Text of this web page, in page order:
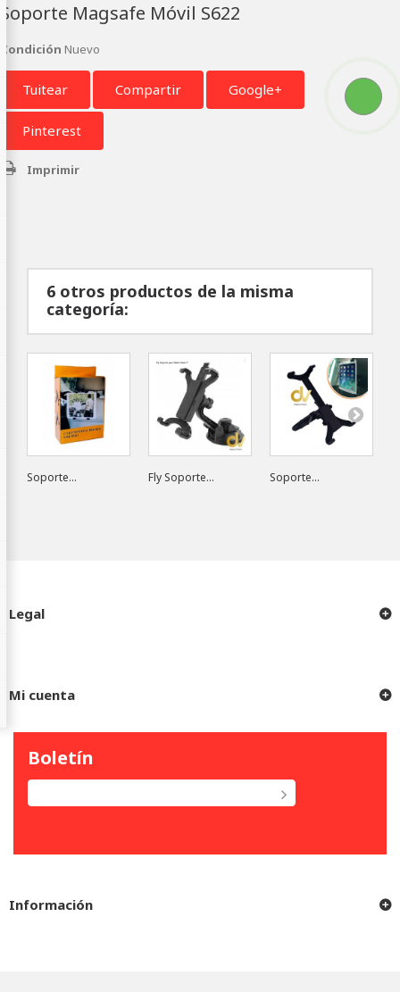
Soporte Magsafe Móvil S622
Condición Nuevo
Tuitear Compartir Google+
Pinterest
Imprimir
6 otros productos de la misma
categoría:
Soporte... Fly Soporte... Soporte...
Legal
Mi cuenta
Boletín
Información